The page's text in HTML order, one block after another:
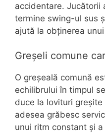
accidentare. Jucătorii
termine swing-ul sus
ajută la obținerea
Greșeli comune
O greșeală comună
echilibrului în timpul
duce la lovituri
adesea grăbesc
unui ritm constant și